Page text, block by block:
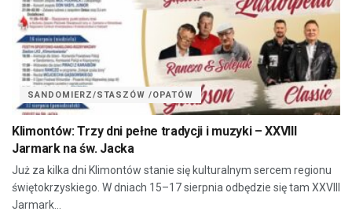
SANDOMIERZ/STASZÓW /OPATÓW
Klimontów: Trzy dni pełne tradycji i muzyki – XXVIII
Jarmark na św. Jacka
Już za kilka dni Klimontów stanie się kulturalnym sercem regionu
świętokrzyskiego. W dniach 15–17 sierpnia odbędzie się tam XXVIII
Jarmark...